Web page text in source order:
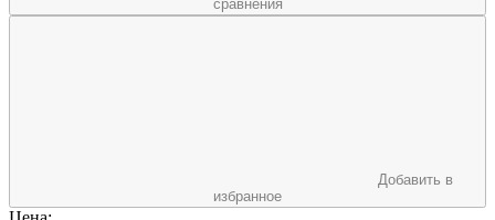
сравнения
Добавить в
избранное